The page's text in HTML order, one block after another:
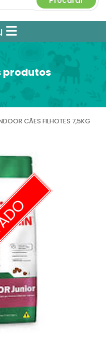
produtos
CÃES FILHOTES 7,5KG